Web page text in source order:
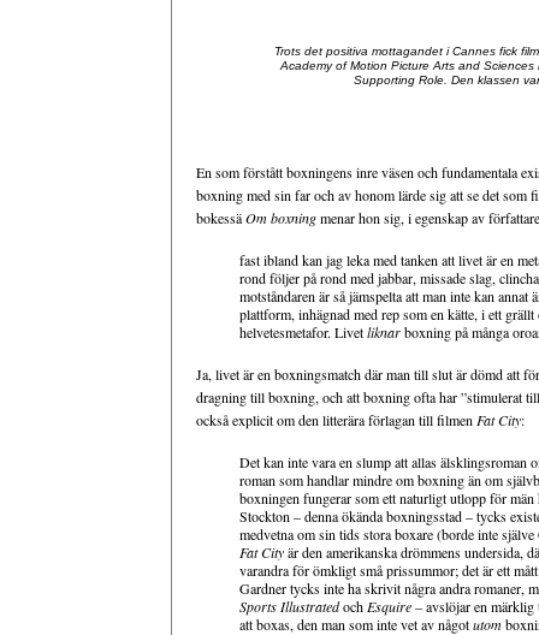
Trots det positiva mottagandet i Cannes fick
Academy of Motion Picture Arts and
Supporting Role. Den klassen
En som förstått boxningens inre väsen och fundamentala
boxning med sin far och av honom lärde sig att se det som
bokessäOm boxningmenar hon sig, i egenskap av
fast ibland kan jag leka med tanken att livet är en
rond följer på rond med jabbar, missade slag,
motståndaren är så jämspelta att man inte kan annat
plattform, inhägnad med rep som en kätte, i ett
helvetesmetafor. Livetliknarboxning på många
Ja, livet är en boxningsmatch där man till slut är dömd att
dragning till boxning, och att boxning ofta har ”stimulerat
också explicit om den litterära förlagan till filmen Fat City:
Det kan inte vara en slump att allas älsklingsroman
roman som handlar mindre om boxning än om
boxningen fungerar som ett naturligt utlopp för
Stockton – denna ökända boxningsstad – tycks
medvetna om sin tids stora boxare (borde inte
Fat Cityär den amerikanska drömmens undersida,
varandra för ömkligt små prissummor; det är ett
Gardner tycks inte ha skrivit några andra romaner,
Sports Illustratedoch Esquire– avslöjar en märklig
att boxas, den man som inte vet av någotutom